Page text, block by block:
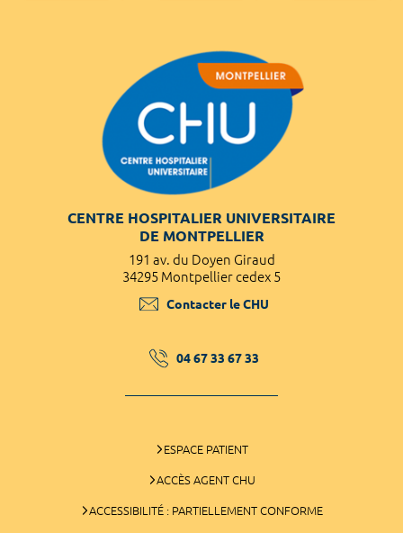
CENTRE HOSPITALIER UNIVERSITAIRE
DE MONTPELLIER
191 av. du Doyen Giraud
34295 Montpellier cedex 5
Contacter le CHU
04 67 33 67 33
ESPACE PATIENT
ACCÈS AGENT CHU
ACCESSIBILITÉ : PARTIELLEMENT CONFORME